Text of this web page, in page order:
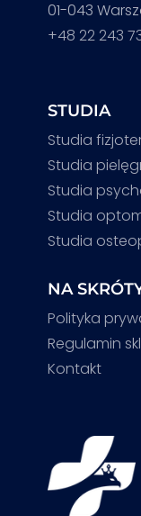
01-043
+48 22 243
STUDIA
Studia
Studia
Studia
Studia
Studia
NA
Polityka
Regulamin
Kontakt